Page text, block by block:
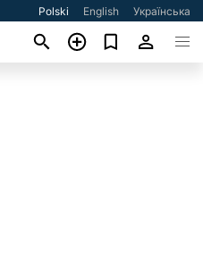
Polski English Українська